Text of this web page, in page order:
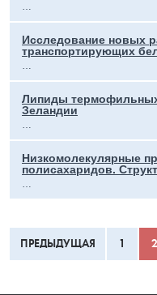
…
Исследование новых
транспортирующих
…
Липиды
Зеландии
…
Низкомолекулярные
полисахаридов.
…
ПРЕДЫДУЩАЯ 1 2